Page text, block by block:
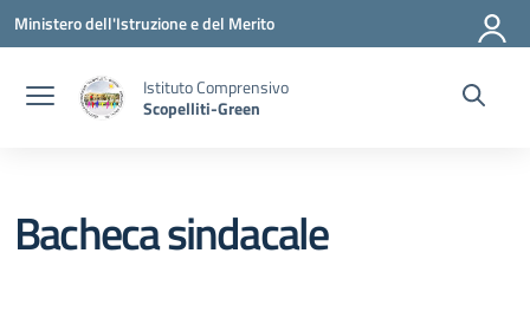
Vai ai contenuti
Vai al menu di navigazione
Vai al footer
Ministero dell'Istruzione e del Merito
Istituto Comprensivo
Scopelliti-Green
Bacheca sindacale